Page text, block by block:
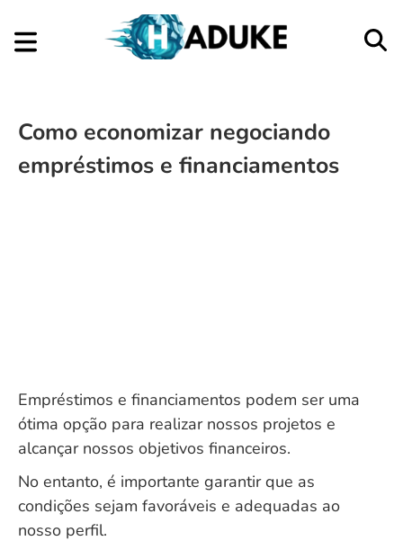
Como economizar negociando
empréstimos e financiamentos
Empréstimos e financiamentos podem ser uma
ótima opção para realizar nossos projetos e
alcançar nossos objetivos financeiros.
No entanto, é importante garantir que as
condições sejam favoráveis e adequadas ao
nosso perfil.